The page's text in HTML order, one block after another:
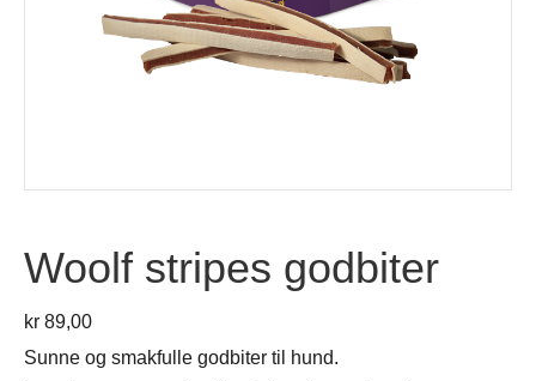
Woolf stripes godbiter
kr 89,00
Sunne og smakfulle godbiter til hund.